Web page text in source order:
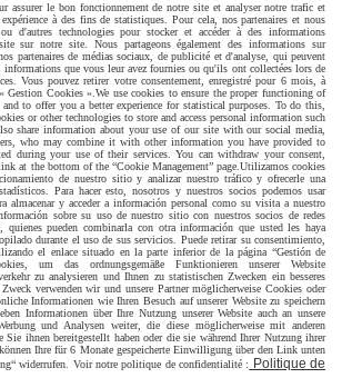
Livraison rapide
assurer le bon fonctionnement de notre site et analyser notre trafic et
à des fins de statistiques. Pour cela, nos partenaires et nous
d'autres technologies pour stocker et accéder à des informations
sur notre site. Nous partageons également des informations sur
partenaires de médias sociaux, de publicité et d'analyse, qui peuvent
informations que vous leur avez fournies ou qu'ils ont collectées lors de
Vous pouvez retirer votre consentement, enregistré pour 6 mois, à
Gestion Cookies ». We use cookies to ensure the proper functioning of
to offer you a better experience for statistical purposes. To do this,
or other technologies to store and access personal information such
share information about your use of our site with our social media,
who may combine it with other information you have provided to
during your use of their services. You can withdraw your consent,
at the bottom of the “Cookie Management” page. Utilizamos cookies
de nuestro sitio y analizar nuestro tráfico y ofrecerle una
Para hacer esto, nosotros y nuestros socios podemos usar
almacenar y acceder a información personal como su visita a nuestro
sobre su uso de nuestro sitio con nuestros socios de redes
quienes pueden combinarla con otra información que usted les haya
durante el uso de sus servicios. Puede retirar su consentimiento,
el enlace situado en la parte inferior de la página “Gestión de
um das ordnungsgemäße Funktionieren unserer Website
zu analysieren und Ihnen zu statistischen Zwecken ein besseres
verwenden wir und unsere Partner möglicherweise Cookies oder
Informationen wie Ihren Besuch auf unserer Website zu speichern
Informationen über Ihre Nutzung unserer Website auch an unsere
und Analysen weiter, die diese möglicherweise mit anderen
ihnen bereitgestellt haben oder die sie während Ihrer Nutzung ihrer
Ihre für 6 Monate gespeicherte Einwilligung über den Link unten
widerrufen. Voir notre politique de confidentialité :
Politique de